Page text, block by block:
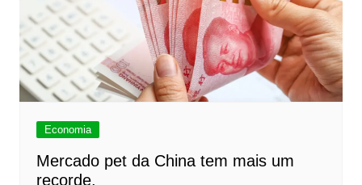
Economia
Mercado pet da China tem mais um
recorde.